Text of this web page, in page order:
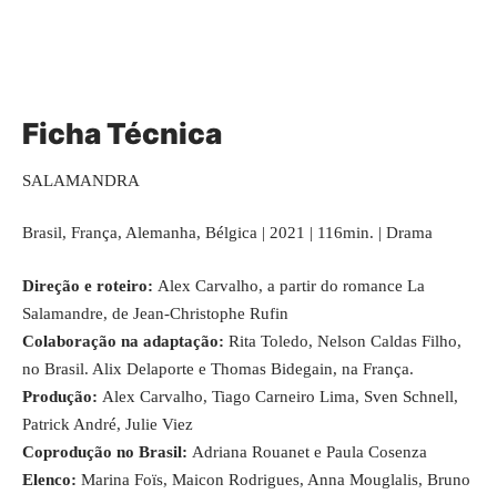
Ficha Técnica
SALAMANDRA
Brasil, França, Alemanha, Bélgica | 2021 | 116min. | Drama
Direção e roteiro: Alex Carvalho, a partir do romance La
Salamandre, de Jean-Christophe Rufin
Colaboração na adaptação: Rita Toledo, Nelson Caldas Filho,
no Brasil. Alix Delaporte e Thomas Bidegain, na França.
Produção: Alex Carvalho, Tiago Carneiro Lima, Sven Schnell,
Patrick André, Julie Viez
Coprodução no Brasil: Adriana Rouanet e Paula Cosenza
Elenco: Marina Foïs, Maicon Rodrigues, Anna Mouglalis, Bruno